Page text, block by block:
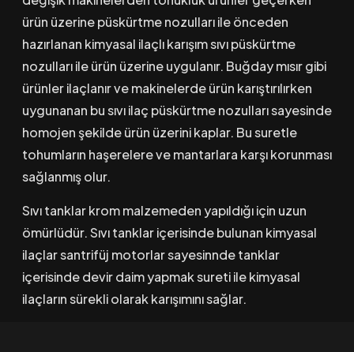
ürün üzerine püskürtme nozulları ile önceden
hazırlanan kimyasal ilaçlı karışım sıvı püskürtme
nozulları ile ürün üzerine uygulanır. Buğday mısır gibi
ürünler ilaçlanır ve makinelerde ürün karıştırılırken
uygunanan bu sıvı ilaç püskürtme nozulları sayesinde
homojen şekilde ürün üzerini kaplar. Bu suretle
tohumların haşerelere ve mantarlara karşı korunması
sağlanmış olur.
Sıvı tanklar krom malzemeden yapıldığı için uzun
ömürlüdür. Sıvı tanklar içerisinde bulunan kimyasal
ilaçlar santrifüj motorlar sayesinnde tanklar
içerisinde devir daim yapmak sureti ile kimyasal
ilaçların sürekli olarak karışımını sağlar.